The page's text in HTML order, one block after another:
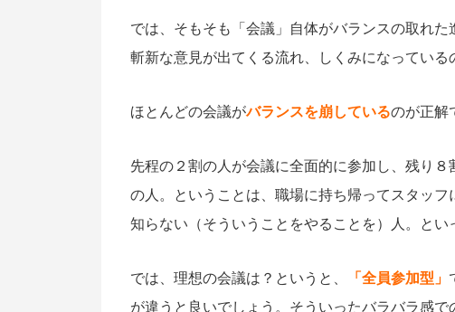
では、そもそも「会議」自体がバランスの取れた
斬新な意見が出てくる流れ、しくみになっている
ほとんどの会議がバランスを崩しているのが正解
先程の２割の人が会議に全面的に参加し、残り
の人。ということは、職場に持ち帰ってスタッ
知らない（そういうことをやることを）人。とい
では、理想の会議は？というと、 「全員参加型」
が違うと良いでしょう。そういったバラバラ感